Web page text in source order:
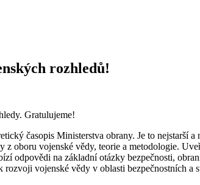
rozhledů!
Gratulujeme!
časopis Ministerstva obrany. Je to
oboru vojenské vědy, teorie a metodologie.
odpovědi na základní otázky bezpečnosti,
vojenské vědy v oblasti bezpečnostních